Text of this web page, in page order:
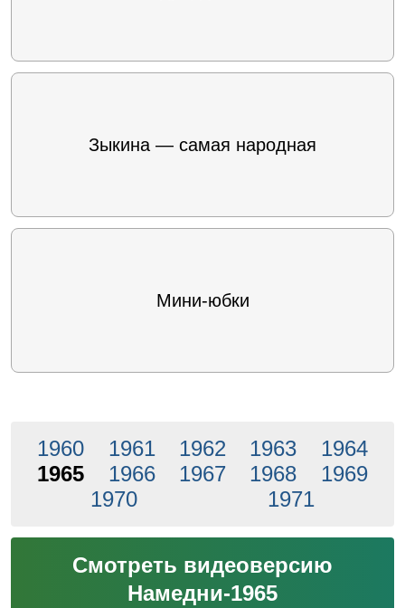
Зыкина — самая народная
Мини-юбки
1960 1961 1962 1963
1964
1965
1966 1967 1968
1969
1970
1971
Смотреть видеоверсию
Намедни-1965